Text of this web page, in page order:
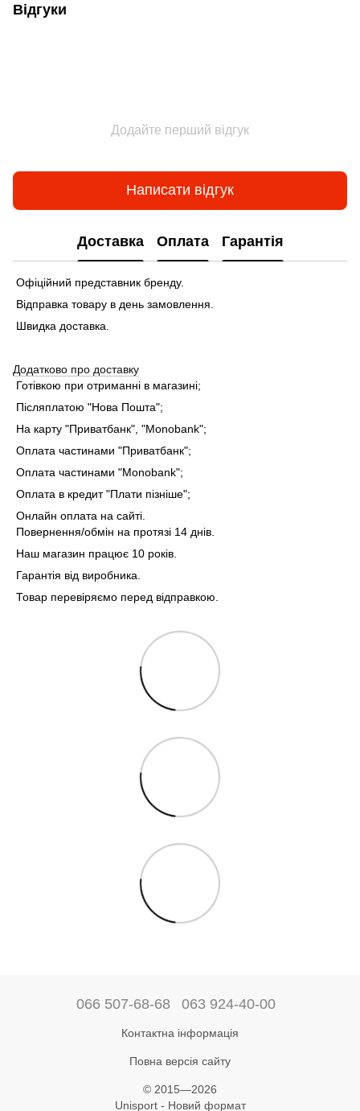
Відгуки
Додайте перший відгук
Написати відгук
Доставка Оплата Гарантія
Офіційний представник бренду.
Відправка товару в день замовлення.
Швидка доставка.
Додатково про доставку
Готівкою при отриманні в магазині;
Післяплатою "Нова Пошта";
На карту "Приватбанк", "Monobank";
Оплата частинами "Приватбанк";
Оплата частинами "Monobank";
Оплата в кредит "Плати пізніше";
Онлайн оплата на сайті.
Повернення/обмін на протязі 14 днів.
Наш магазин працює 10 років.
Гарантія від виробника.
Товар перевіряємо перед відправкою.
066 507-68-68 063 924-40-00
Контактна інформація
Повна версія сайту
© 2015—2026
Unisport - Новий формат